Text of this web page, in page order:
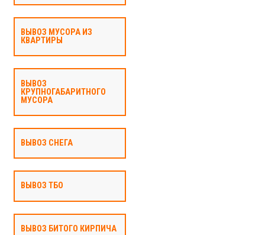
ВЫВОЗ МУСОРА ИЗ
КВАРТИРЫ
ВЫВОЗ
КРУПНОГАБАРИТНОГО
МУСОРА
ВЫВОЗ СНЕГА
ВЫВОЗ ТБО
ВЫВОЗ БИТОГО КИРПИЧА